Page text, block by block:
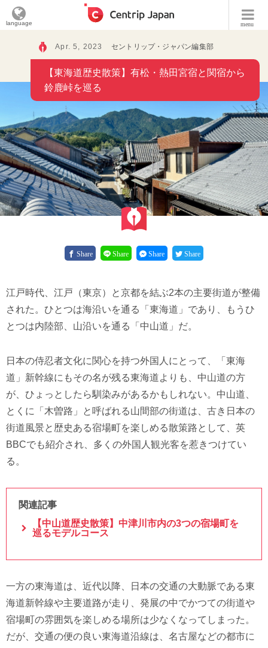
menu
language
Apr. 5, 2023 セントリップ・ジャパン編集部
【東海道歴史散策】有松・熱田宮宿と関宿から
鈴鹿峠を巡る
Share Share Share Share
江戸時代、江戸（東京）と京都を結ぶ2本の主要街道が整備
された。ひとつは海沿いを通る「東海道」であり、もうひ
とつは内陸部、山沿いを通る「中山道」だ。
日本の侍忍者文化に関心を持つ外国人にとって、「東海
道」新幹線にもその名が残る東海道よりも、中山道の方
が、ひょっとしたら馴染みがあるかもしれない。中山道、
とくに「木曽路」と呼ばれる山間部の街道は、古き日本の
街道風景と歴史ある宿場町を楽しめる散策路として、英
BBCでも紹介され、多くの外国人観光客を惹きつけてい
る。
関連記事
【中山道歴史散策】中津川市内の3つの宿場町を
巡るモデルコース
一方の東海道は、近代以降、日本の交通の大動脈である東
海道新幹線や主要道路が走り、発展の中でかつての街道や
宿場町の雰囲気を楽しめる場所は少なくなってしまった。
だが、交通の便の良い東海道沿線は、名古屋などの都市に